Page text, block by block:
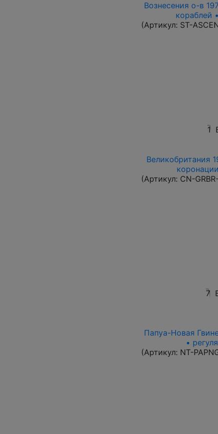
Вознесения о-в
кораблей
(Артикул: ST-
1
Великобритания
(Артикул: CN-
7
Папуа-Новая
•
(Артикул: NT-